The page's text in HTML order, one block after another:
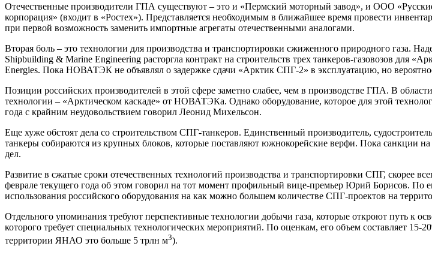
Отечественные производители ГПА существуют – это и «Пермский моторный завод», и ООО
корпорация» (входит в «Ростех»). Представляется необходимым в ближайшее время провести
при первой возможность заменить импортные агрегаты отечественными аналогами.
Вторая боль – это технологии для производства и транспортировки сжиженного природного
Shipbuilding & Marine Engineering расторгла контракт на строительств трех танкеров-газовозов для
Energies. Пока НОВАТЭК не объявлял о задержке сдачи «Арктик СПГ-2» в эксплуатацию, но
Позиции российских производителей в этой сфере заметно слабее, чем в производстве ГПА. В
технологии – «Арктическом каскаде» от НОВАТЭКа. Однако оборудование, которое для этой
года с крайним неудовольствием говорил Леонид Михельсон.
Еще хуже обстоят дела со строительством СПГ-танкеров. Единственный производитель,
танкеры собираются из крупных блоков, которые поставляют южнокорейские верфи. Пока санкции на
дел.
Развитие в сжатые сроки отечественных технологий производства и транспортировки СПГ, скорее
феврале текущего года об этом говорил на тот момент профильный вице-премьер Юрий Борисов. По
использования российского оборудования на как можно большем количестве СПГ-проектов на
Отдельного упоминания требуют перспективные технологии добычи газа, которые откроют путь к
которого требует специальных технологических мероприятий. По оценкам, его объем составляет 15-
территории ЯНАО это больше 5 трлн м3).